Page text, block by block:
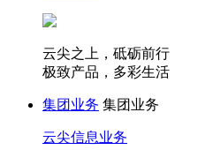
云尖之上，砥砺前行
极致产品，多彩生活
集团业务 集团业务
云尖信息业务